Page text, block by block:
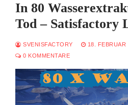
In 80
Tod – Satisfactory
SVENISFACTORY 18. FEBRUAR
0 KOMMENTARE